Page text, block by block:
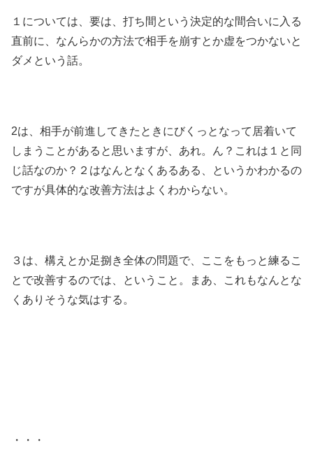
１については、要は、打ち間という決定的な間合いに入る
直前に、なんらかの方法で相手を崩すとか虚をつかないと
ダメという話。
2は、相手が前進してきたときにびくっとなって居着いて
しまうことがあると思いますが、あれ。ん？これは１と同
じ話なのか？２はなんとなくあるある、というかわかるの
ですが具体的な改善方法はよくわからない。
３は、構えとか足捌き全体の問題で、ここをもっと練るこ
とで改善するのでは、ということ。まあ、これもなんとな
くありそうな気はする。
・・・